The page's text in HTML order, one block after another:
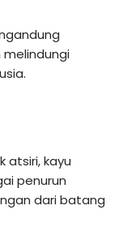
atsiri, kayu
penurun
dari batang